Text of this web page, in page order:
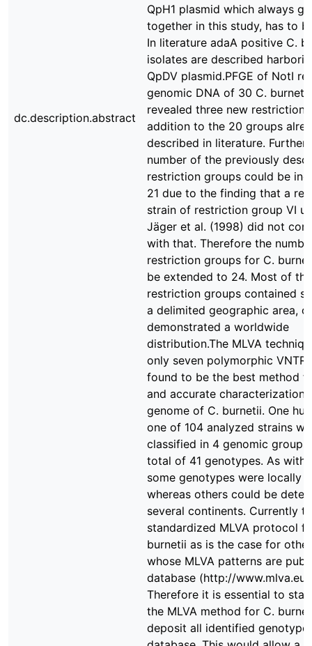
dc.description.abstract
QpH1 plasmid which always
together in this study, has to
In literature adaA positive C.
isolates are described
QpDV plasmid.PFGE of NotI
genomic DNA of 30 C.
revealed three new restriction
addition to the 20 groups
described in literature.
number of the previously
restriction groups could be
21 due to the finding that a
strain of restriction group VI
Jäger et al. (1998) did not
with that. Therefore the
restriction groups for C.
be extended to 24. Most of the
restriction groups contained
a delimited geographic area,
demonstrated a worldwide
distribution.The MLVA
only seven polymorphic
found to be the best method
and accurate characterization
genome of C. burnetii. One
one of 104 analyzed strains
classified in 4 genomic
total of 41 genotypes. As with
some genotypes were locally
whereas others could be
several continents. Currently
standardized MLVA protocol
burnetii as is the case for
whose MLVA patterns are
database (http://www.mlva.eu/
Therefore it is essential to
the MLVA method for C.
deposit all identified